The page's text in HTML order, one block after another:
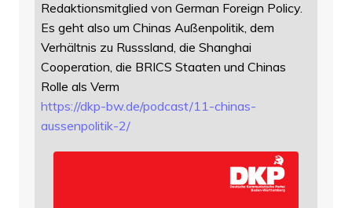
Redaktionsmitglied von German Foreign Policy.
Es geht also um Chinas Außenpolitik, dem
Verhältnis zu Russsland, die Shanghai
Cooperation, die BRICS Staaten und Chinas
Rolle als Verm
https://dkp-bw.de/podcast/11-chinas-
aussenpolitik-2/